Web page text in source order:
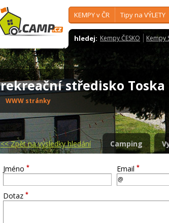
KEMPY v ČR Tipy na VÝLETY
hledej: Kempy ČESKO Kempy
rekreační středisko Toska
WWW stránky
<<Zpět na výsledky hledání Camping
Jméno * Email *
Dotaz *